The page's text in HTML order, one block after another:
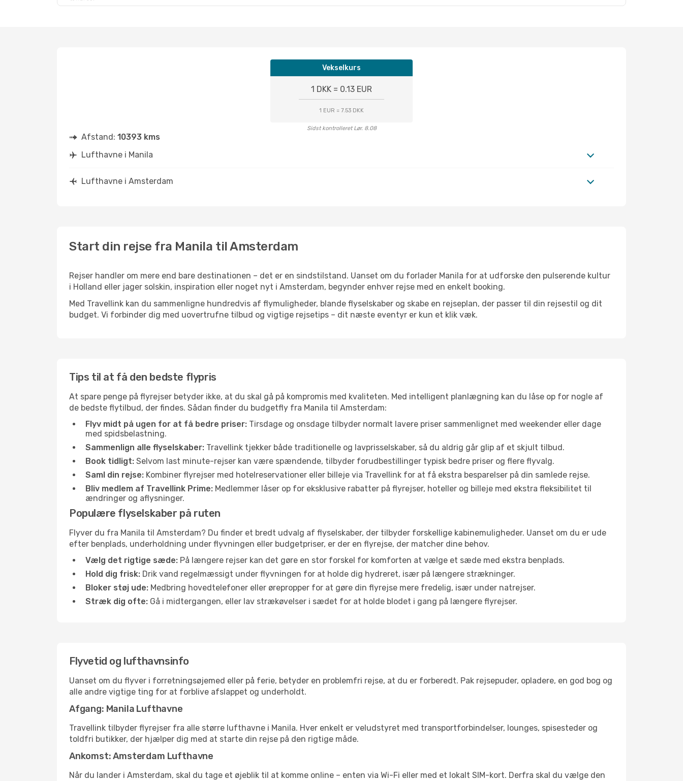
Vekselkurs
1 DKK = 0.13 EUR
1 EUR = 7.53 DKK
Sidst kontrolleret Lør. 8.08
Afstand: 10393 kms
Lufthavne i Manila
Lufthavne i Amsterdam
Start din rejse fra Manila til Amsterdam
Rejser handler om mere end bare destinationen – det er en sindstilstand. Uanset om du forlader Manila for at udforske den pulserende kultur
i Holland eller jager solskin, inspiration eller noget nyt i Amsterdam, begynder enhver rejse med en enkelt booking.
Med Travellink kan du sammenligne hundredvis af flymuligheder, blande flyselskaber og skabe en rejseplan, der passer til din rejsestil og dit
budget. Vi forbinder dig med uovertrufne tilbud og vigtige rejsetips – dit næste eventyr er kun et klik væk.
Tips til at få den bedste flypris
At spare penge på flyrejser betyder ikke, at du skal gå på kompromis med kvaliteten. Med intelligent planlægning kan du låse op for nogle af
de bedste flytilbud, der findes. Sådan finder du budgetfly fra Manila til Amsterdam:
Flyv midt på ugen for at få bedre priser: Tirsdage og onsdage tilbyder normalt lavere priser sammenlignet med weekender eller dage
med spidsbelastning.
Sammenlign alle flyselskaber: Travellink tjekker både traditionelle og lavprisselskaber, så du aldrig går glip af et skjult tilbud.
Book tidligt: Selvom last minute-rejser kan være spændende, tilbyder forudbestillinger typisk bedre priser og flere flyvalg.
Saml din rejse: Kombiner flyrejser med hotelreservationer eller billeje via Travellink for at få ekstra besparelser på din samlede rejse.
Bliv medlem af Travellink Prime: Medlemmer låser op for eksklusive rabatter på flyrejser, hoteller og billeje med ekstra fleksibilitet til
ændringer og aflysninger.
Populære flyselskaber på ruten
Flyver du fra Manila til Amsterdam? Du finder et bredt udvalg af flyselskaber, der tilbyder forskellige kabinemuligheder. Uanset om du er ude
efter benplads, underholdning under flyvningen eller budgetpriser, er der en flyrejse, der matcher dine behov.
Vælg det rigtige sæde: På længere rejser kan det gøre en stor forskel for komforten at vælge et sæde med ekstra benplads.
Hold dig frisk: Drik vand regelmæssigt under flyvningen for at holde dig hydreret, især på længere strækninger.
Bloker støj ude: Medbring hovedtelefoner eller ørepropper for at gøre din flyrejse mere fredelig, især under natrejser.
Stræk dig ofte: Gå i midtergangen, eller lav strækøvelser i sædet for at holde blodet i gang på længere flyrejser.
Flyvetid og lufthavnsinfo
Uanset om du flyver i forretningsøjemed eller på ferie, betyder en problemfri rejse, at du er forberedt. Pak rejsepuder, opladere, en god bog og
alle andre vigtige ting for at forblive afslappet og underholdt.
Afgang: Manila Lufthavne
Travellink tilbyder flyrejser fra alle større lufthavne i Manila. Hver enkelt er veludstyret med transportforbindelser, lounges, spisesteder og
toldfri butikker, der hjælper dig med at starte din rejse på den rigtige måde.
Ankomst: Amsterdam Lufthavne
Når du lander i Amsterdam, skal du tage et øjeblik til at komme online – enten via Wi-Fi eller med et lokalt SIM-kort. Derfra skal du vælge den